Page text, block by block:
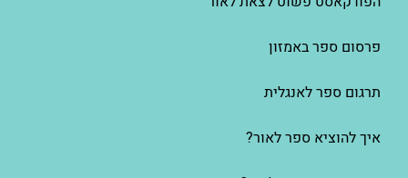
פרסום ספר באמזון
תרגום ספר לאנגלית
איך להוציא ספר לאור?